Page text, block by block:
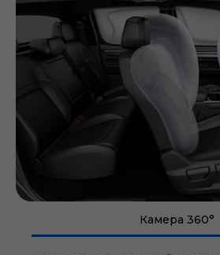
Камера 360°